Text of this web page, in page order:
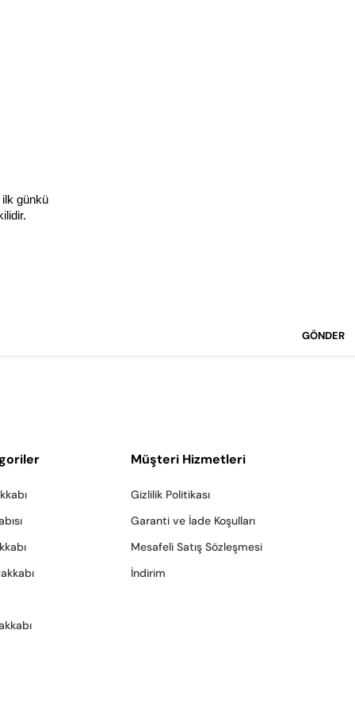
ilk günkü
GÖNDER
Müşteri Hizmetleri
Gizlilik Politikası
Garanti ve İade Koşulları
Mesafeli Satış Sözleşmesi
İndirim